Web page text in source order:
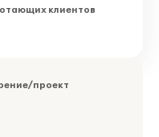
клиентов
проект